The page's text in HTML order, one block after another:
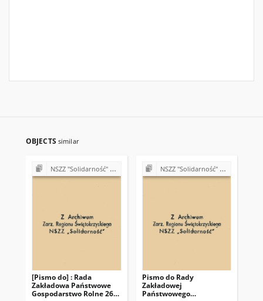
OBJECTS similar
NSZZ "Solidarność" w Państwowym Gospodarstwie Rolnym w Piekoszowie
[Pismo do] : Rada
Zakładowa Państwowe
Gospodarstwo Rolne 26-
NSZZ "Solidarność" w Państwowym Gospodarstwie Ogrodniczym w Piekoszowie
Pismo do Rady
Zakładowej
Państwowego